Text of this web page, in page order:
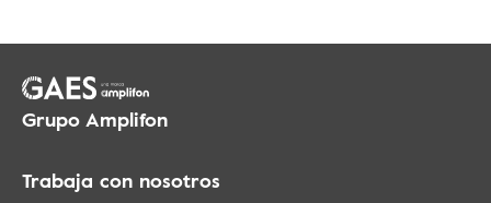
Grupo Amplifon
Trabaja con nosotros